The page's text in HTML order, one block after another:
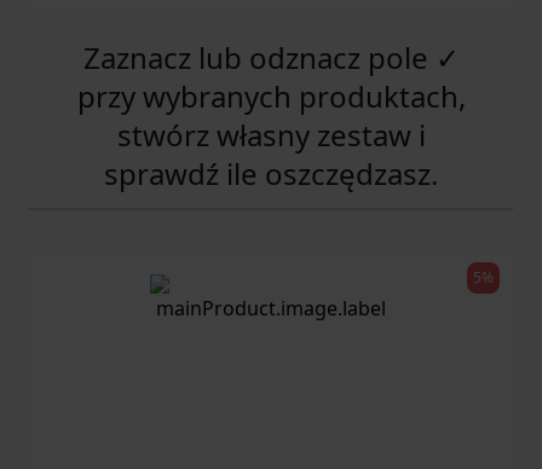
Zaznacz lub odznacz pole ✓
przy wybranych produktach,
stwórz własny zestaw i
sprawdź ile oszczędzasz.
5%